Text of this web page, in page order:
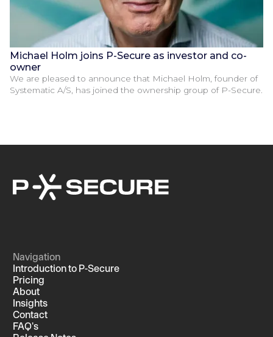
Michael Holm joins P-Secure as investor and co-
owner
We are pleased to announce that Michael Holm, founder of
Systematic A/S, has joined the ownership group of P-Secure.
Navigation
Introduction to P-Secure
Pricing
About
Insights
Contact
FAQ's